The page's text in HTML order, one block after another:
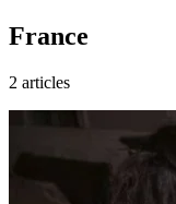
France
2 articles